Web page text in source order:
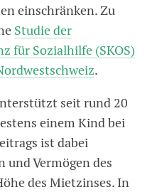
einschränken. Zu
Studie der
für Sozialhilfe (SKOS)
.
seit rund 20
einem Kind bei
ist dabei
und Vermögen des
des Mietzinses. In